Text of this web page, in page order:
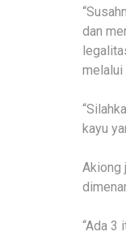
dan
melalui
kayu
Akiong
“Ada 3